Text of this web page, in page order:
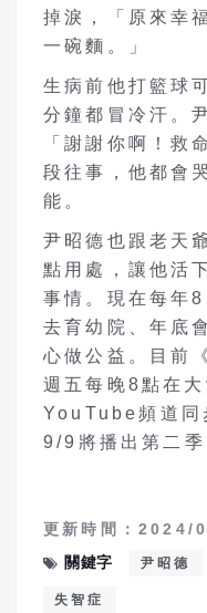
掉淚，「原來幸
一碗麵。」
生病前他打籃球
分鐘都冒冷汗。
「謝謝你啊！救
段往事，他都會
能。
尹昭德也跟老天
點用處，讓他活
事情。現在每年
去育幼院、年底
心做公益。目前
週五每晚8點在
YouTube頻道同
9/9將播出第二季
更新時間：
關鍵字
尹昭德
失智症